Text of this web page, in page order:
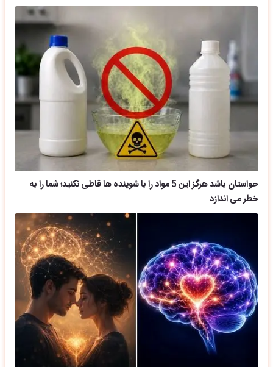
حواستان باشد هرگز این 5 مواد را با شوینده ها قاطی نکنید؛ شما را به
خطر می اندازد